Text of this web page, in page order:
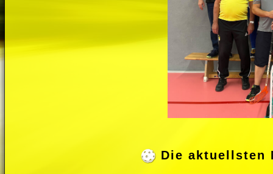
Die aktuellsten